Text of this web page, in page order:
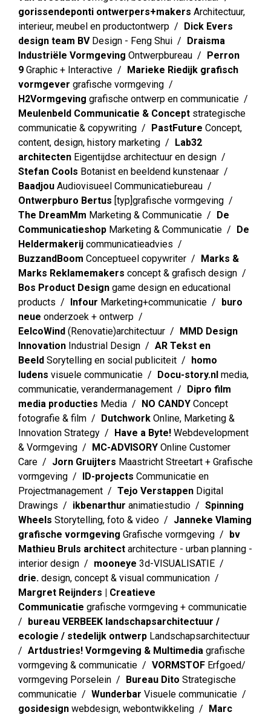
gorissendeponti ontwerpers+makers Architectuur,
interieur, meubel en productontwerp
Dick Evers
design team BV Design - Feng Shui
Draisma
Industriële Vormgeving Ontwerpbureau
Perron
9 Graphic + Interactive
Marieke Riedijk grafisch
vormgever grafische vormgeving
H2Vormgeving grafische ontwerp en communicatie
Meulenbeld Communicatie & Concept strategische
communicatie & copywriting
PastFuture Concept,
content, design, history marketing
Lab32
architecten Eigentijdse architectuur en design
Stefan Cools Botanist en beeldend kunstenaar
Baadjou Audiovisueel Communicatiebureau
Ontwerpburo Bertus [typ]grafische vormgeving
The DreamMm Marketing & Communicatie
De
Communicatieshop Marketing & Communicatie
De
Heldermakerij communicatieadvies
BuzzandBoom Conceptueel copywriter
Marks &
Marks Reklamemakers concept & grafisch design
Bos Product Design game design en educational
products
Infour Marketing+communicatie
buro
neue onderzoek + ontwerp
EelcoWind (Renovatie)architectuur
MMD Design
Innovation Industrial Design
AR Tekst en
Beeld Sorytelling en social publiciteit
homo
ludens visuele communicatie Docu-story.nl media,
communicatie, verandermanagement
Dipro film
media producties Media NO CANDY Concept
fotografie & film
Dutchwork Online, Marketing &
Innovation Strategy
Have a Byte! Webdevelopment
& Vormgeving
MC-ADVISORY Online Customer
Care
Jorn Gruijters Maastricht Streetart + Grafische
vormgeving
ID-projects Communicatie en
Projectmanagement
Tejo Verstappen Digital
Drawings
ikbenarthur animatiestudio
Spinning
Wheels Storytelling, foto & video
Janneke Vlaming
grafische vormgeving Grafische vormgeving
bv
Mathieu Bruls architect architecture - urban planning -
interior design
mooneye 3d-VISUALISATIE
drie. design, concept & visual communication
Margret Reijnders | Creatieve
Communicatie grafische vormgeving + communicatie
bureau VERBEEK landschapsarchitectuur /
ecologie / stedelijk ontwerp Landschapsarchitectuur
Artdustries! Vormgeving & Multimedia grafische
vormgeving & communicatie
VORMSTOF Erfgoed/
vormgeving Porselein
Bureau Dito Strategische
communicatie
Wunderbar Visuele communicatie
gosidesign webdesign, webontwikkeling
Marc